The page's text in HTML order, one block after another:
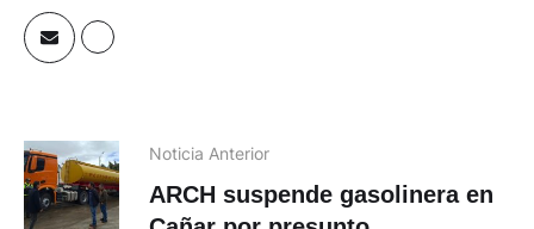
Noticia Anterior
ARCH suspende gasolinera en